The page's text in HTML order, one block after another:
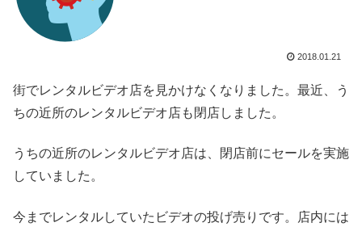
2018.01.21
街でレンタルビデオ店を見かけなくなりました。最近、う
ちの近所のレンタルビデオ店も閉店しました。
うちの近所のレンタルビデオ店は、閉店前にセールを実施
していました。
今までレンタルしていたビデオの投げ売りです。店内には